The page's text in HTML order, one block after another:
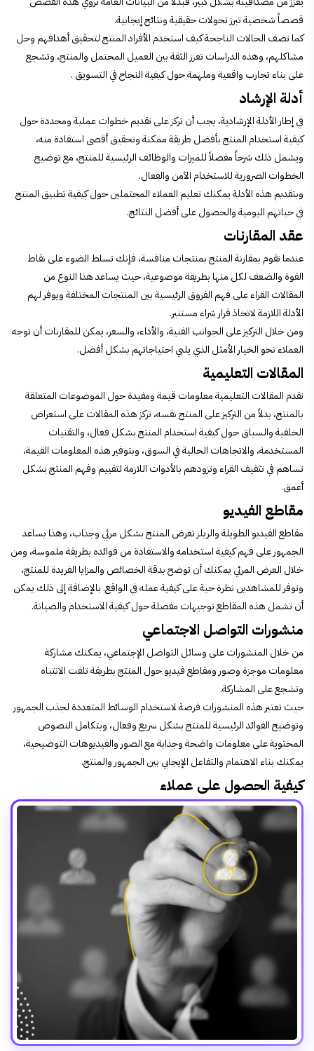
قصصاً شخصية تبرز تحولات حقيقية ونتائج إيجابية.
كما تصف الحالات الناجحة كيف استخدم الأفراد المنتج لتحقيق أهدافهم وحل
مشاكلهم، وهذه الدراسات تعزز الثقة بين العميل المحتمل والمنتج، وتشجع
على بناء تجارب واقعية وملهمة حولكيفية النجاح في التسويق .
أدلة الإرشاد
في إطار الأدلة الإرشادية، يجب أن تركز على تقديم خطوات عملية ومحددة حول
كيفية استخدام المنتج بأفضل طريقة ممكنة وتحقيق أقصى استفادة منه،
ويشمل ذلك شرحاً مفصلاً للميزات والوظائف الرئيسية للمنتج، مع توضيح
الخطوات الضرورية للاستخدام الآمن والفعال.
وبتقديم هذه الأدلة يمكنك تعليم العملاء المحتملين حول كيفية تطبيق المنتج
في حياتهم اليومية والحصول على أفضل النتائج.
عقد المقارنات
عندما تقوم بمقارنة المنتج بمنتجات منافسة، فإنك تسلط الضوء على نقاط
القوة والضعف لكل منها بطريقة موضوعية، حيث يساعد هذا النوع من
المقالات القراء على فهم الفروق الرئيسية بين المنتجات المختلفة ويوفر لهم
الأدلة اللازمة لاتخاذ قرار شراء مستنير.
ومن خلال التركيز على الجوانب الفنية، والأداء، والسعر، يمكن للمقارنات أن توجه
العملاء نحو الخيار الأمثل الذي يلبي احتياجاتهم بشكل أفضل.
المقالات التعليمية
تقدم المقالات التعليمية معلومات قيمة ومفيدة حول الموضوعات المتعلقة
بالمنتج، بدلاً من التركيز على المنتج نفسه، تركز هذه المقالات على استعراض
الخلفية والسياق حول كيفية استخدام المنتج بشكل فعال، والتقنيات
المستخدمة، والاتجاهات الحالية في السوق، وبتوفير هذه المعلومات القيمة،
تساهم في تثقيف القراء وتزودهم بالأدوات اللازمة لتقييم وفهم المنتج بشكل
أعمق.
مقاطع الفيديو
مقاطع الفيديو الطويلة والريلز تعرض المنتج بشكل مرئي وجذاب، وهذا يساعد
الجمهور على فهم كيفية استخدامه والاستفادة من فوائده بطريقة ملموسة، ومن
خلال العرض المرئي يمكنك أن توضح بدقة الخصائص والمزايا الفريدة للمنتج،
وتوفر للمشاهدين نظرة حية على كيفية عمله في الواقع. بالإضافة إلى ذلك يمكن
أن تشمل هذه المقاطع توجيهات مفصلة حول كيفية الاستخدام والصيانة.
منشورات التواصل الاجتماعي
من خلال المنشورات على وسائل التواصل الإجتماعي، يمكنك مشاركة
معلومات موجزة وصور ومقاطع فيديو حول المنتج بطريقة تلفت الانتباه
وتشجع على المشاركة.
حيث تعتبر هذه المنشورات فرصة لاستخدام الوسائط المتعددة لجذب الجمهور
وتوضيح الفوائد الرئيسية للمنتج بشكل سريع وفعال، وبتكامل النصوص
المحتوية على معلومات واضحة وجذابة مع الصور والفيديوهات التوضيحية،
يمكنك بناء الاهتمام والتفاعل الإيجابي بين الجمهور والمنتج.
كيفية الحصول على عملاء